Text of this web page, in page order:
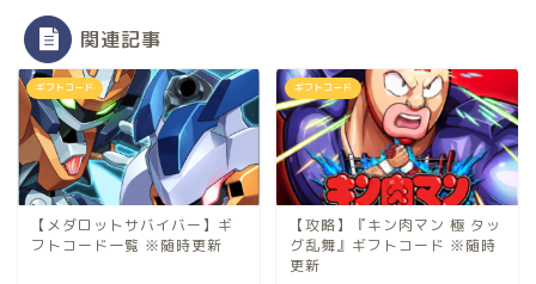
関連記事
ギフトコード
【メダロットサバイバー】ギ
フトコード一覧 ※随時更新
ギフトコード
【攻略】『キン肉マン 極 タッ
グ乱舞』ギフトコード ※随時
更新